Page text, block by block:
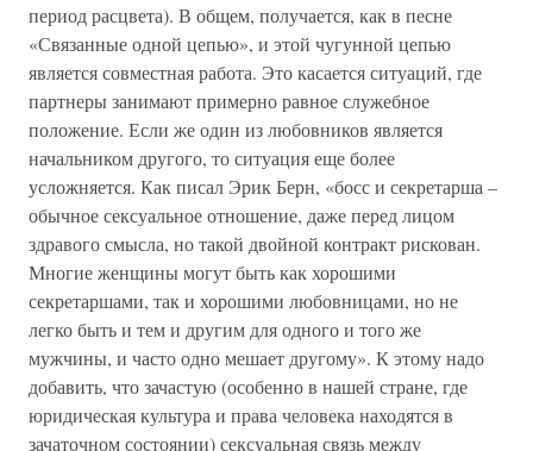
период расцвета). В общем, получается, как в песне
«Связанные одной цепью», и этой чугунной цепью
является совместная работа. Это касается ситуаций, где
партнеры занимают примерно равное служебное
положение. Если же один из любовников является
начальником другого, то ситуация еще более
усложняется. Как писал Эрик Берн, «босс и секретарша –
обычное сексуальное отношение, даже перед лицом
здравого смысла, но такой двойной контракт рискован.
Многие женщины могут быть как хорошими
секретаршами, так и хорошими любовницами, но не
легко быть и тем и другим для одного и того же
мужчины, и часто одно мешает другому». К этому надо
добавить, что зачастую (особенно в нашей стране, где
юридическая культура и права человека находятся в
зачаточном состоянии) сексуальная связь между